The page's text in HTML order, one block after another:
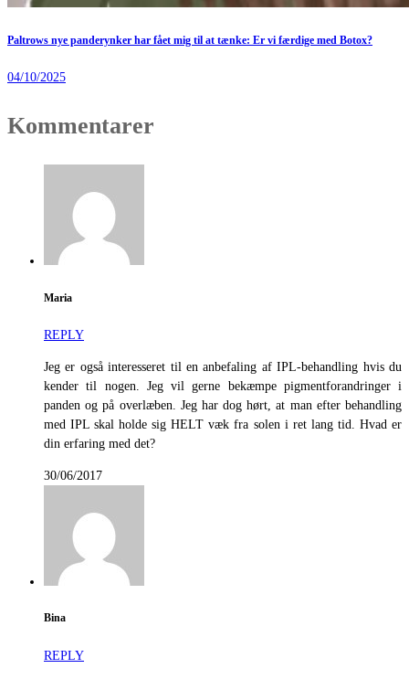
Paltrows nye panderynker har fået mig til at tænke: Er vi færdige med Botox?
04/10/2025
Kommentarer
Maria
REPLY
Jeg er også interesseret til en anbefaling af IPL-behandling hvis du
kender til nogen. Jeg vil gerne bekæmpe pigmentforandringer i
panden og på overlæben. Jeg har dog hørt, at man efter behandling
med IPL skal holde sig HELT væk fra solen i ret lang tid. Hvad er
din erfaring med det?
30/06/2017
Bina
REPLY